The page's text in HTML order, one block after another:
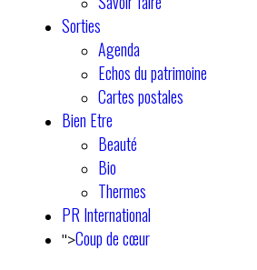
Sorties
Agenda
Echos du patrimoine
Cartes postales
Bien Etre
Beauté
Bio
Thermes
PR International
">Coup de cœur